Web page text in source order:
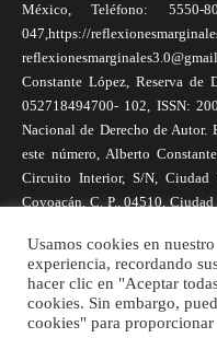
México, Teléfono: 5550-
047,https://
Constante López, Reserva de
052718494700- 102, ISSN:
Nacional de Derecho de Autor.
este número, Alberto
Circuito Interior, S/N,
Coyoacán, C. P., 04510,
necesariamente reflejan la
Autónoma de México. Los
sus artículos. Se autoriza la
publicados siempre y
Usamos cookies en
experiencia, recordando
hacer clic en "Aceptar
cookies. Sin embargo,
cookies" para